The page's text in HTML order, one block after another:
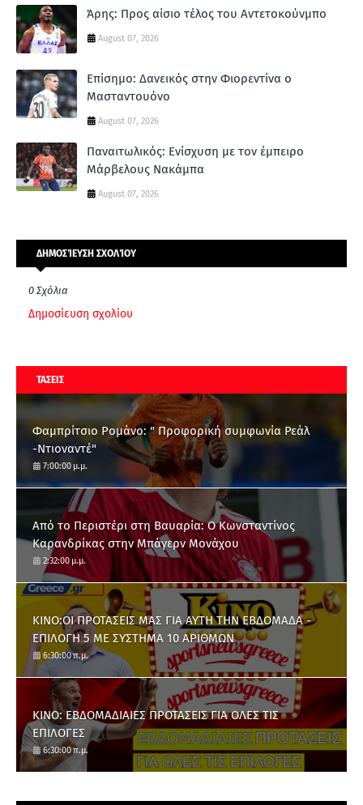
Άρης: Προς αίσιο τέλος του Αντετοκούνμπο
August 07, 2026
Επίσημο: Δανεικός στην Φιορεντίνα ο
Μασταντουόνο
August 07, 2026
Παναιτωλικός: Ενίσχυση με τον έμπειρο
Μάρβελους Νακάμπα
August 07, 2026
ΔΗΜΟΣΊΕΥΣΗ ΣΧΟΛΊΟΥ
0 Σχόλια
Δημοσίευση σχολίου
ΤΑΣΕΙΣ
Φαμπρίτσιο Ρομάνο: " Προφορική συμφωνία Ρεάλ
-Ντιοναντέ"
7:00:00 μ.μ.
Από το Περιστέρι στη Βαυαρία: O Κωνσταντίνος
Καρανδρίκας στην Μπάγερν Μονάχου
2:32:00 μ.μ.
ΚΙΝΟ:ΟΙ ΠΡΟΤΑΣΕΙΣ ΜΑΣ ΓΙΑ ΑΥΤΗ ΤΗΝ ΕΒΔΟΜΑΔΑ -
ΕΠΙΛΟΓΗ 5 ΜΕ ΣΥΣΤΗΜΑ 10 ΑΡΙΘΜΩΝ
6:30:00 π.μ.
ΚΙΝΟ: ΕΒΔΟΜΑΔΙΑΙΕΣ ΠΡΟΤΑΣΕΙΣ ΓΙΑ ΟΛΕΣ ΤΙΣ
ΕΠΙΛΟΓΕΣ
6:30:00 π.μ.